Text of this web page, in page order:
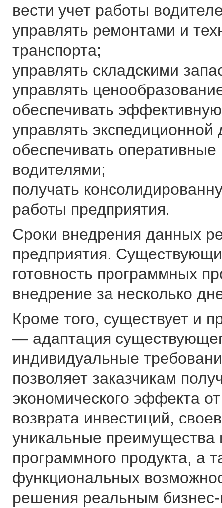
вести учет работы
управлять ремонтами и
транспорта;
управлять складскими
управлять
обеспечивать
управлять экспедиционной
обеспечивать
водителями;
получать
работы предприятия.
Сроки внедрения данных
предприятия.
готовность программных
внедрение за несколько
Кроме того, существует и
— адаптация
индивидуальные
позволяет заказчикам
экономического эффекта
возврата инвестиций,
уникальные преимущества
программного продукта, а
функциональных
решения реальным